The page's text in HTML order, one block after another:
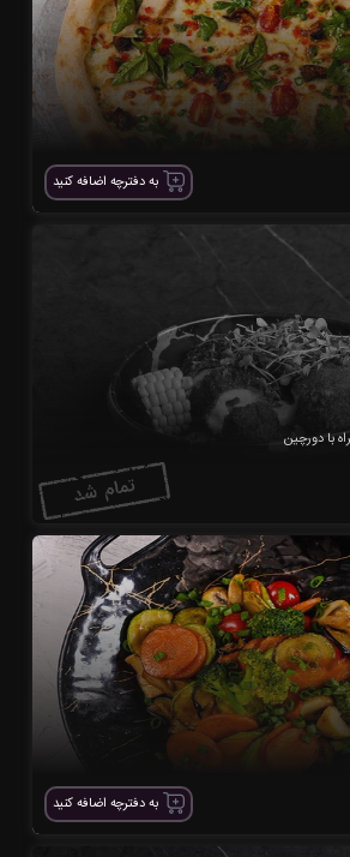
به دفترچه اضافه کنید
با دورچین
به دفترچه اضافه کنید